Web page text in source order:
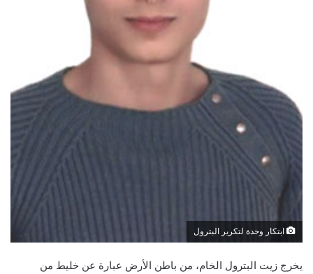
ابتكار وحدة لتكرير البترول
يخرج زيت البترول الخام، من باطن الأرض عبارة عن خليط من